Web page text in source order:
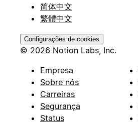
简体中文
繁體中文
Configurações de cookies
© 2026 Notion Labs, Inc.
Empresa
Sobre nós
Carreiras
Segurança
Status